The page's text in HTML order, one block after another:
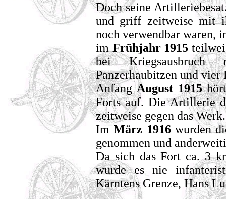
Doch seine
und griff zeitweise mit
noch verwendbar waren,
im Frühjahr 1915
bei Kriegsausbruch
Panzerhaubitzen und vier
AnfangAugust 1915
Forts auf. Die Artillerie
zeitweise gegen das Werk.
ImMärz 1916wurden
genommen und
Da sich das Fort ca. 3
wurde es nie
Kärntens Grenze, Hans